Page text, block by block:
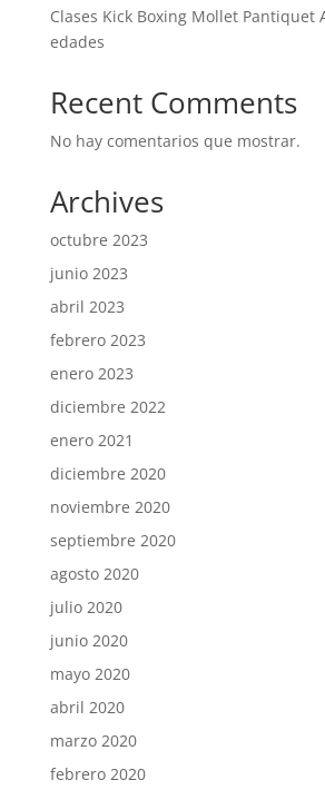
Clases Kick Boxing Mollet Pantiquet
edades
Recent Comments
No hay comentarios que mostrar.
Archives
octubre 2023
junio 2023
abril 2023
febrero 2023
enero 2023
diciembre 2022
enero 2021
diciembre 2020
noviembre 2020
septiembre 2020
agosto 2020
julio 2020
junio 2020
mayo 2020
abril 2020
marzo 2020
febrero 2020